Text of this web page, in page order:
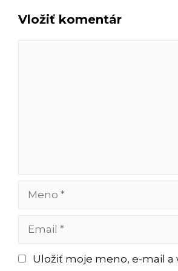
Vložiť komentár
Meno
Email
Uložiť moje meno, e-mail a